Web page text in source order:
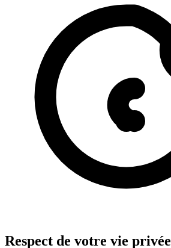
Respect de votre vie privée